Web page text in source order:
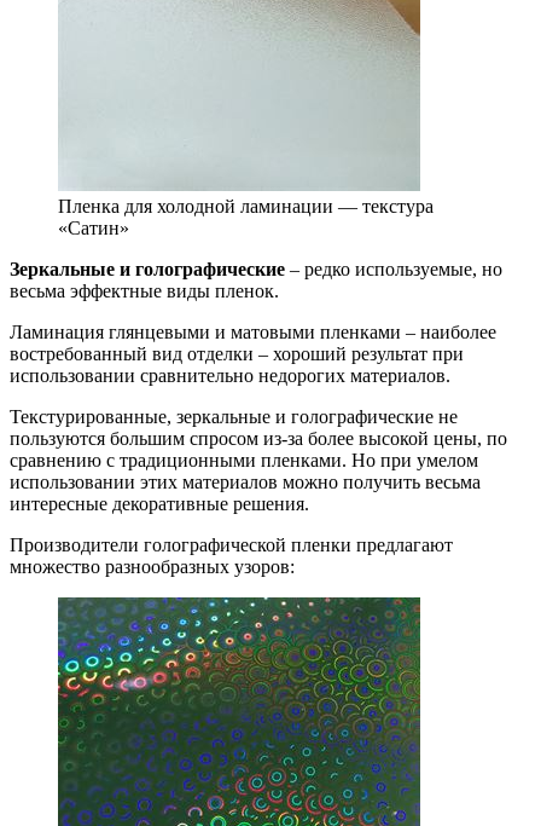
Пленка для холодной ламинации — текстура
«Сатин»
Зеркальные и голографические – редко используемые, но
весьма эффектные виды пленок.
Ламинация глянцевыми и матовыми пленками – наиболее
востребованный вид отделки – хороший результат при
использовании сравнительно недорогих материалов.
Текстурированные, зеркальные и голографические не
пользуются большим спросом из-за более высокой цены, по
сравнению с традиционными пленками. Но при умелом
использовании этих материалов можно получить весьма
интересные декоративные решения.
Производители голографической пленки предлагают
множество разнообразных узоров: